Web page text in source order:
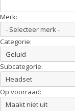
Merk:
Categorie:
Subcategorie:
Op voorraad: